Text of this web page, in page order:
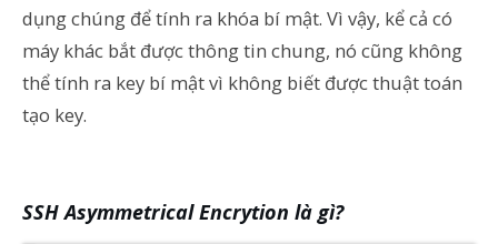
dụng chúng để tính ra khóa bí mật. Vì vậy, kể cả có
máy khác bắt được thông tin chung, nó cũng không
thể tính ra key bí mật vì không biết được thuật toán
tạo key.
SSH Asymmetrical Encrytion là gì?